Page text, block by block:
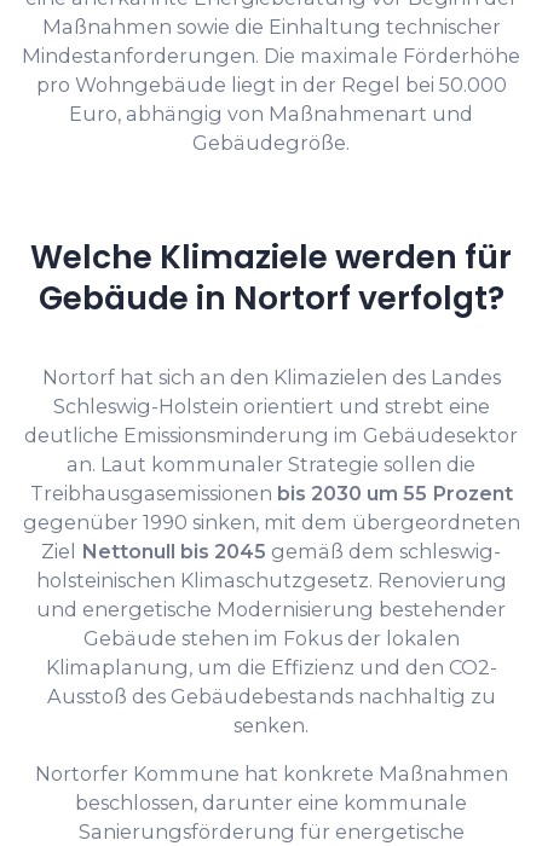
Maßnahmen sowie die Einhaltung technischer
Mindestanforderungen. Die maximale Förderhöhe
pro Wohngebäude liegt in der Regel bei 50.000
Euro, abhängig von Maßnahmenart und
Gebäudegröße.
Welche Klimaziele werden für
Gebäude in Nortorf verfolgt?
Nortorf hat sich an den Klimazielen des Landes
Schleswig-Holstein orientiert und strebt eine
deutliche Emissionsminderung im Gebäudesektor
an. Laut kommunaler Strategie sollen die
Treibhausgasemissionen bis 2030 um 55 Prozent
gegenüber 1990 sinken, mit dem übergeordneten
Ziel Nettonull bis 2045 gemäß dem schleswig-
holsteinischen Klimaschutzgesetz. Renovierung
und energetische Modernisierung bestehender
Gebäude stehen im Fokus der lokalen
Klimaplanung, um die Effizienz und den CO2-
Ausstoß des Gebäudebestands nachhaltig zu
senken.
Nortorfer Kommune hat konkrete Maßnahmen
beschlossen, darunter eine kommunale
Sanierungsförderung für energetische